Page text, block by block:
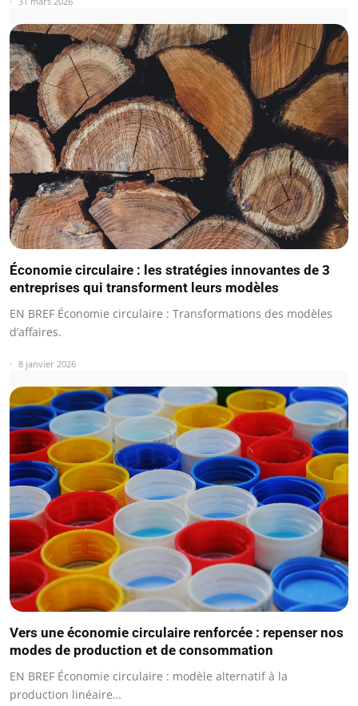
Économie circulaire : les stratégies innovantes de 3
entreprises qui transforment leurs modèles
EN BREF Économie circulaire : Transformations des modèles
d’affaires.
8 janvier 2026
Vers une économie circulaire renforcée : repenser nos
modes de production et de consommation
EN BREF Économie circulaire : modèle alternatif à la
production linéaire…